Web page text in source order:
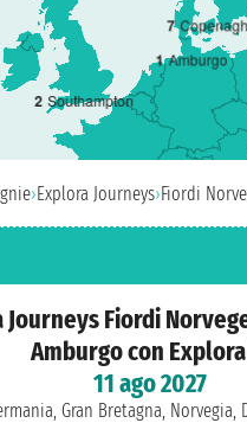
1 Amburgo
2 Southampton
7
›Explora Journeys›Fiordi
Journeys Fiordi
Amburgo con
11 ago 2027
Gran Bretagna, Norvegia,